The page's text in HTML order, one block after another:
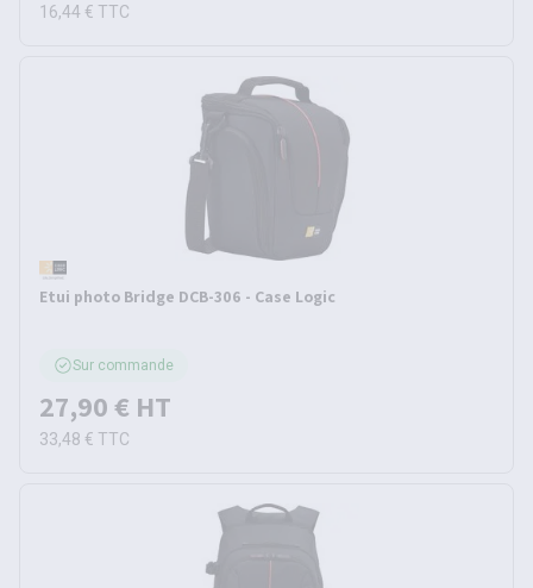
16,44 € TTC
Etui photo Bridge DCB-306 - Case Logic
Sur commande
27,90 € HT
33,48 € TTC